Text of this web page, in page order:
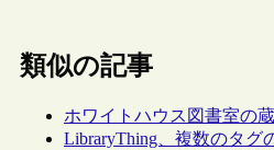
類似の記事
ホワイトハウス図書室の
LibraryThing、複数のタグ